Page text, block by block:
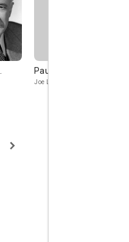
Paul Page
Joe Lacy